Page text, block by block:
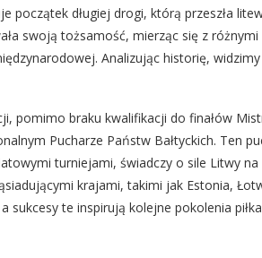
początek długiej drogi, którą przeszła
swoją tożsamość, mierząc się z
Analizując historię,
pomimo braku kwalifikacji do finałów
Pucharze Państw Bałtyckich. Ten
turniejami, świadczy o sile Litwy
krajami, takimi jak Estonia,
sukcesy te inspirują kolejne pokolenia